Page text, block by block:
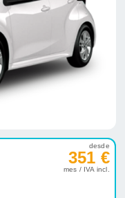
desde
351 €
mes / IVA incl.